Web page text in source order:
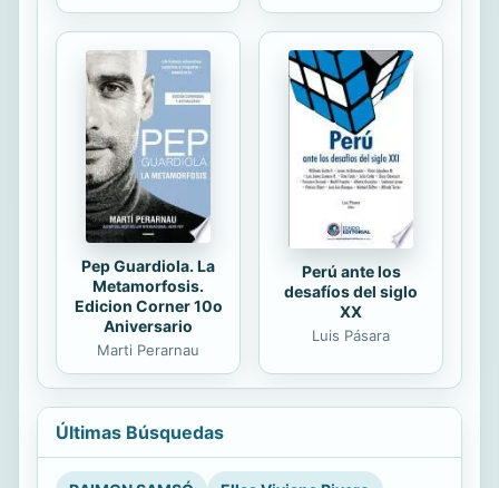
Pep Guardiola. La
Metamorfosis.
Edicion Corner 10o
Aniversario
Marti Perarnau
Perú ante los
desafíos del siglo
XX
Luis Pásara
Últimas Búsquedas